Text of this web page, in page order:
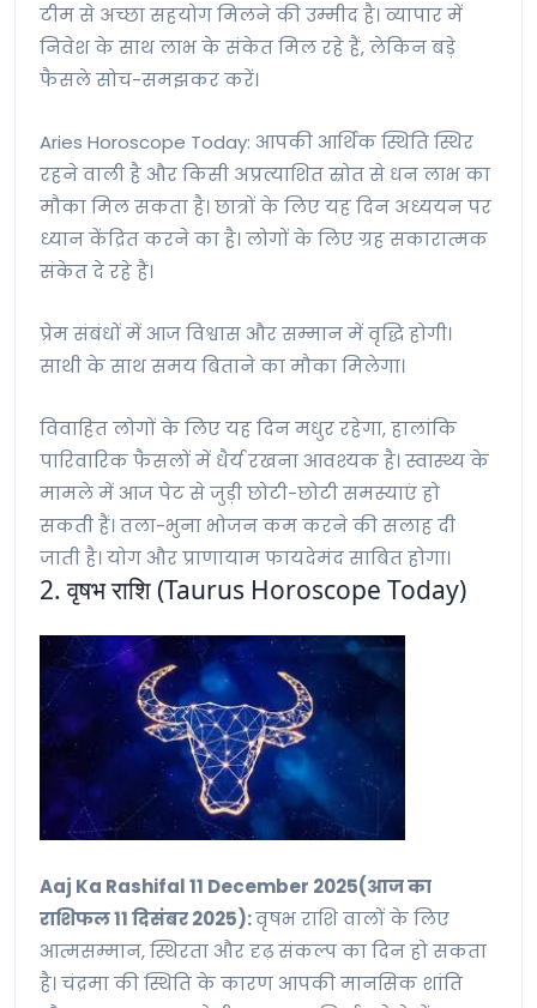
टीम से अच्छा सहयोग मिलने की उम्मीद है। व्यापार में
निवेश के साथ लाभ के संकेत मिल रहे हैं, लेकिन बड़े
फैसले सोच-समझकर करें।
Aries Horoscope Today: आपकी आर्थिक स्थिति स्थिर
रहने वाली है और किसी अप्रत्याशित स्रोत से धन लाभ का
मौका मिल सकता है। छात्रों के लिए यह दिन अध्ययन पर
ध्यान केंद्रित करने का है। लोगों के लिए ग्रह सकारात्मक
संकेत दे रहे हैं।
प्रेम संबंधों में आज विश्वास और सम्मान में वृद्धि होगी।
साथी के साथ समय बिताने का मौका मिलेगा।
विवाहित लोगों के लिए यह दिन मधुर रहेगा, हालांकि
पारिवारिक फैसलों में धैर्य रखना आवश्यक है। स्वास्थ्य के
मामले में आज पेट से जुड़ी छोटी-छोटी समस्याएं हो
सकती हैं। तला-भुना भोजन कम करने की सलाह दी
जाती है। योग और प्राणायाम फायदेमंद साबित होगा।
2. वृषभ राशि (Taurus Horoscope Today)
Aaj Ka Rashifal 11 December 2025(आज का
राशिफल 11 दिसंबर 2025):वृषभ राशि वालों के लिए
आत्मसम्मान, स्थिरता और दृढ़ संकल्प का दिन हो सकता
है। चंद्रमा की स्थिति के कारण आपकी मानसिक शांति